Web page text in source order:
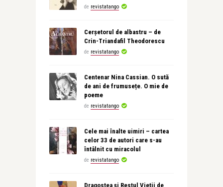
de revistatango
Cerșetorul de albastru – de
Crin-Triandafil Theodorescu
de revistatango
Centenar Nina Cassian. O sută
de ani de frumusețe. O mie de
poeme
de revistatango
Cele mai înalte uimiri – cartea
celor 33 de autori care s-au
întâlnit cu miracolul
de revistatango
Dragostea și Restul Vieții de